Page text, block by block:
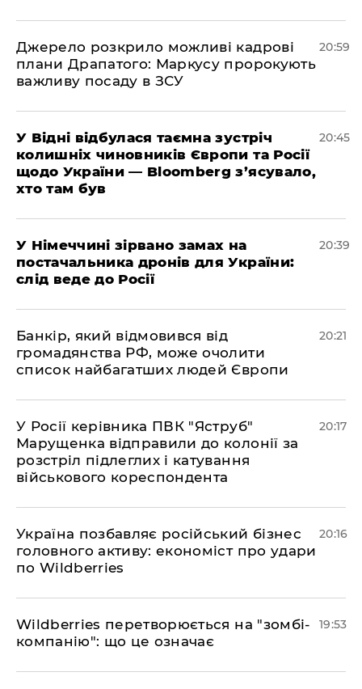
​Джерело розкрило можливі кадрові
плани Драпатого: Маркусу пророкують
важливу посаду в ЗСУ
20:59
​У Відні відбулася таємна зустріч
колишніх чиновників Європи та Росії
щодо України — Bloomberg з’ясувало,
хто там був
20:45
​У Німеччині зірвано замах на
постачальника дронів для України:
слід веде до Росії
20:39
​Банкір, який відмовився від
громадянства РФ, може очолити
список найбагатших людей Європи
20:21
​У Росії керівника ПВК "Яструб"
Марущенка відправили до колонії за
розстріл підлеглих і катування
військового кореспондента
20:17
​Україна позбавляє російський бізнес
головного активу: економіст про удари
по Wildberries
20:16
​Wildberries перетворюється на "зомбі-
компанію": що це означає
19:53